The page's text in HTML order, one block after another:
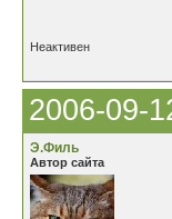
Неактивен
2006-09-
Э.Филь
Автор сайта